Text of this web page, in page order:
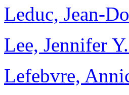
Leduc, Jean-
Lee, Jennifer
Lefebvre,